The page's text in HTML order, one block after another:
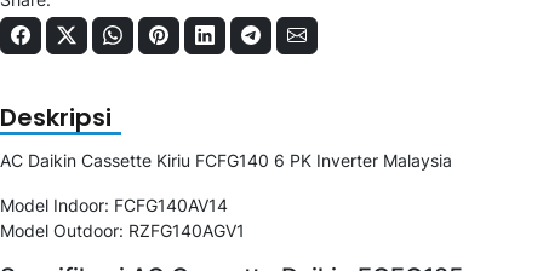
Deskripsi
AC Daikin Cassette Kiriu FCFG140 6 PK Inverter Malaysia
Model Indoor: FCFG140AV14
Model Outdoor: RZFG140AGV1